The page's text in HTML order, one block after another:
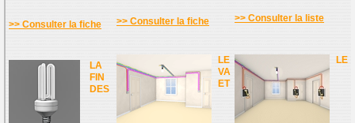
>> Consulter la fiche >> Consulter la fiche >> Consulter la liste
LA
FIN
DES
LE
VA
ET
LE